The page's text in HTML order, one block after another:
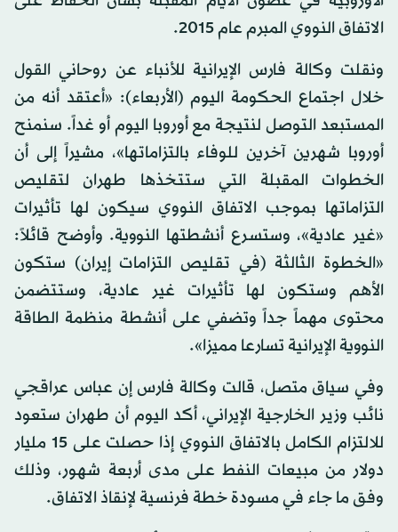
الاتفاق النووي المبرم عام 2015.
ونقلت وكالة فارس الإيرانية للأنباء عن روحاني القول
خلال اجتماع الحكومة اليوم (الأربعاء): «أعتقد أنه من
المستبعد التوصل لنتيجة مع أوروبا اليوم أو غداً. سنمنح
أوروبا شهرين آخرين للوفاء بالتزاماتها»، مشيراً إلى أن
الخطوات المقبلة التي ستتخذها طهران لتقليص
التزاماتها بموجب الاتفاق النووي سيكون لها تأثيرات
«غير عادية»، وستسرع أنشطتها النووية. وأوضح قائلاً:
«الخطوة الثالثة (في تقليص التزامات إيران) ستكون
الأهم وستكون لها تأثيرات غير عادية، وستتضمن
محتوى مهماً جداً وتضفي على أنشطة منظمة الطاقة
النووية الإيرانية تسارعا مميزا».
وفي سياق متصل، قالت وكالة فارس إن عباس عراقجي
نائب وزير الخارجية الإيراني، أكد اليوم أن طهران ستعود
للالتزام الكامل بالاتفاق النووي إذا حصلت على 15 مليار
دولار من مبيعات النفط على مدى أربعة شهور، وذلك
وفق ما جاء في مسودة خطة فرنسية لإنقاذ الاتفاق.